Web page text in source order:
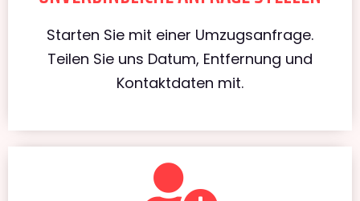
Starten Sie mit einer Umzugsanfrage.
Teilen Sie uns Datum, Entfernung und
Kontaktdaten mit.